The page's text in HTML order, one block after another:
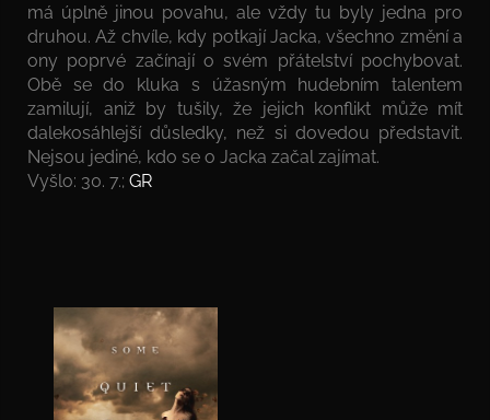
má úplně jinou povahu, ale vždy tu byly jedna pro
druhou. Až chvíle, kdy potkají Jacka, všechno změní a
ony poprvé začínají o svém přátelství pochybovat.
Obě se do kluka s úžasným hudebním talentem
zamilují, aniž by tušily, že jejich konflikt může mít
dalekosáhlejší důsledky, než si dovedou představit.
Nejsou jediné, kdo se o Jacka začal zajímat.
Vyšlo: 30. 7.; GR